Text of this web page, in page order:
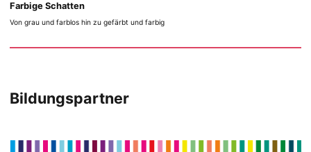
Farbige Schatten
Von grau und farblos hin zu gefärbt und farbig
Bildungspartner